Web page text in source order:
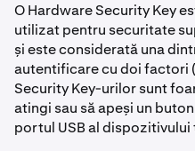
O Hardware Security Key
utilizat pentru securitate
și este considerată una
autentificare cu doi factori
Security Key-urilor sunt
atingi sau să apeși un
portul USB al dispozitivului